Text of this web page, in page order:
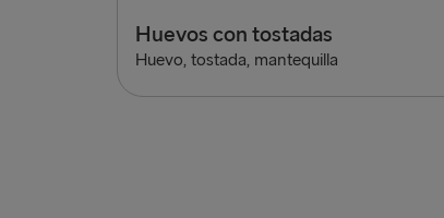
Huevos con tostadas
Huevo, tostada, mantequilla